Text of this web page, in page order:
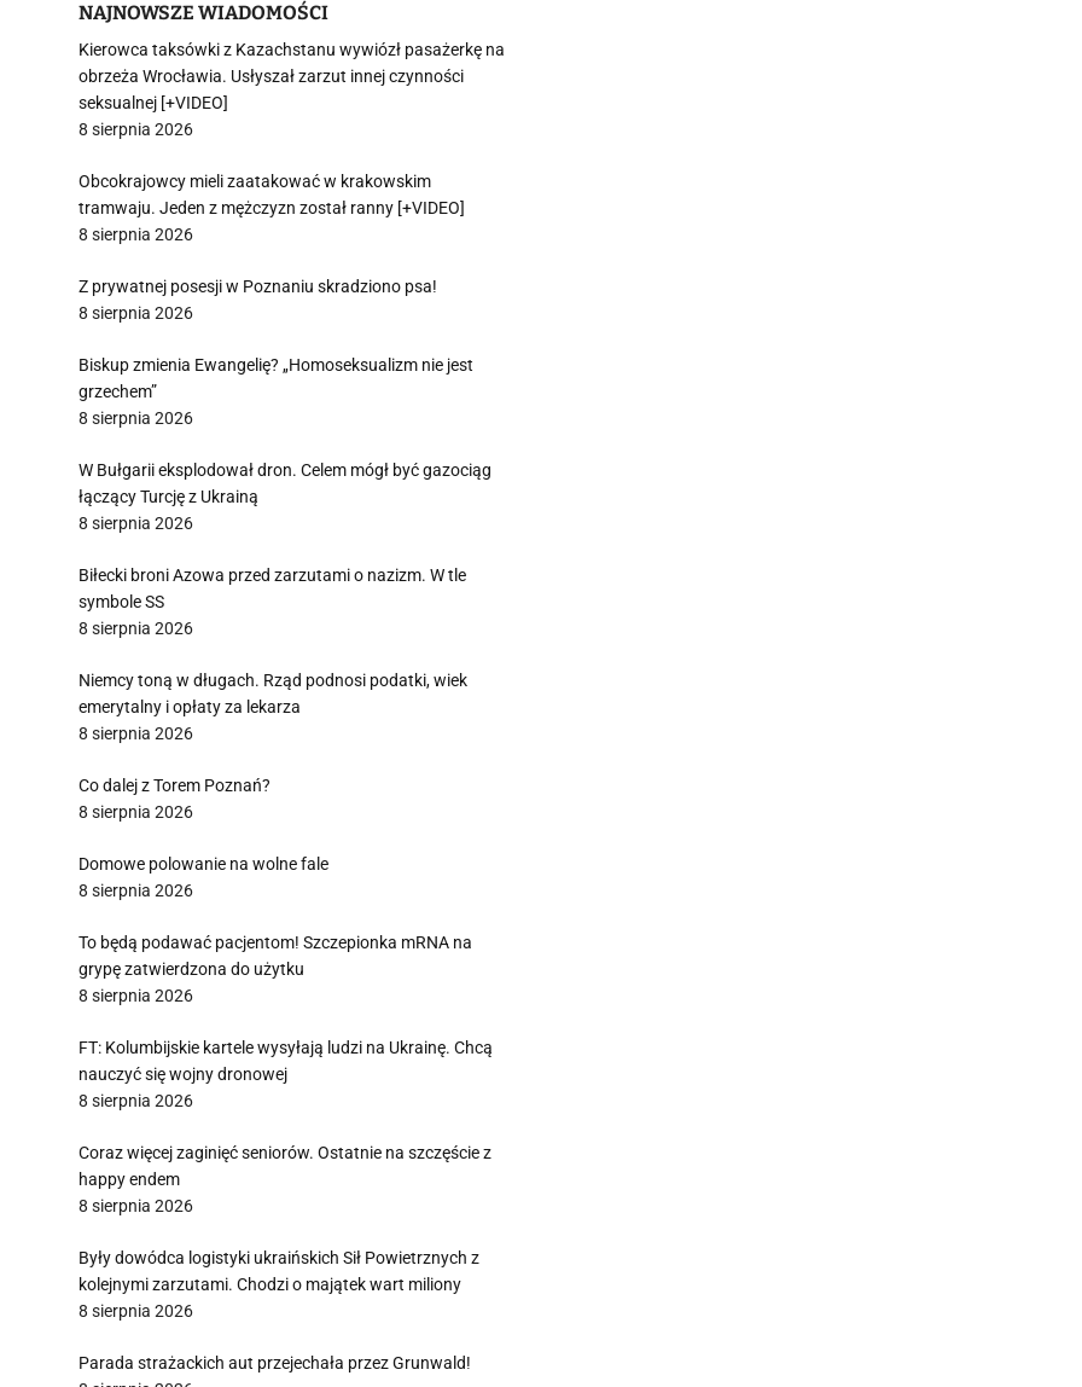
NAJNOWSZE WIADOMOŚCI
Kierowca taksówki z Kazachstanu wywiózł pasażerkę na
obrzeża Wrocławia. Usłyszał zarzut innej czynności
seksualnej [+VIDEO]
8 sierpnia 2026
Obcokrajowcy mieli zaatakować w krakowskim
tramwaju. Jeden z mężczyzn został ranny [+VIDEO]
8 sierpnia 2026
Z prywatnej posesji w Poznaniu skradziono psa!
8 sierpnia 2026
Biskup zmienia Ewangelię? „Homoseksualizm nie jest
grzechem”
8 sierpnia 2026
W Bułgarii eksplodował dron. Celem mógł być gazociąg
łączący Turcję z Ukrainą
8 sierpnia 2026
Biłecki broni Azowa przed zarzutami o nazizm. W tle
symbole SS
8 sierpnia 2026
Niemcy toną w długach. Rząd podnosi podatki, wiek
emerytalny i opłaty za lekarza
8 sierpnia 2026
Co dalej z Torem Poznań?
8 sierpnia 2026
Domowe polowanie na wolne fale
8 sierpnia 2026
To będą podawać pacjentom! Szczepionka mRNA na
grypę zatwierdzona do użytku
8 sierpnia 2026
FT: Kolumbijskie kartele wysyłają ludzi na Ukrainę. Chcą
nauczyć się wojny dronowej
8 sierpnia 2026
Coraz więcej zaginięć seniorów. Ostatnie na szczęście z
happy endem
8 sierpnia 2026
Były dowódca logistyki ukraińskich Sił Powietrznych z
kolejnymi zarzutami. Chodzi o majątek wart miliony
8 sierpnia 2026
Parada strażackich aut przejechała przez Grunwald!